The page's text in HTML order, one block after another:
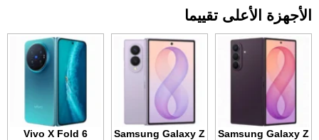
الأجهزة الأعلى تقييما
Samsung Galaxy Z
Samsung Galaxy Z
Vivo X Fold 6